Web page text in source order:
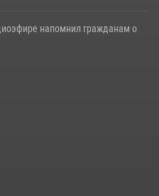
напомнил гражданам о